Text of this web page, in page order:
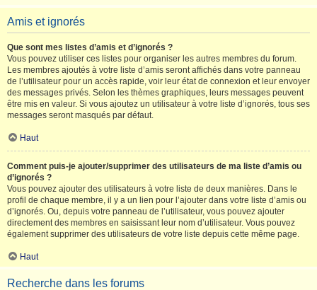
Amis et ignorés
Que sont mes listes d’amis et d’ignorés ?
Vous pouvez utiliser ces listes pour organiser les autres membres du forum.
Les membres ajoutés à votre liste d’amis seront affichés dans votre panneau
de l’utilisateur pour un accès rapide, voir leur état de connexion et leur envoyer
des messages privés. Selon les thèmes graphiques, leurs messages peuvent
être mis en valeur. Si vous ajoutez un utilisateur à votre liste d’ignorés, tous ses
messages seront masqués par défaut.
Haut
Comment puis-je ajouter/supprimer des utilisateurs de ma liste d’amis ou
d’ignorés ?
Vous pouvez ajouter des utilisateurs à votre liste de deux manières. Dans le
profil de chaque membre, il y a un lien pour l’ajouter dans votre liste d’amis ou
d’ignorés. Ou, depuis votre panneau de l’utilisateur, vous pouvez ajouter
directement des membres en saisissant leur nom d’utilisateur. Vous pouvez
également supprimer des utilisateurs de votre liste depuis cette même page.
Haut
Recherche dans les forums